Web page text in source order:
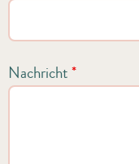
Nachricht*